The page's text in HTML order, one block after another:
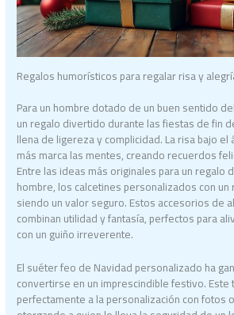
Regalos humorísticos para regalar risa y
Para un hombre dotado de un buen sentido
un regalo divertido durante las fiestas de fin
llena de ligereza y complicidad. La risa bajo
más marca las mentes, creando recuerdos
Entre las ideas más originales para un regalo
hombre, los calcetines personalizados con
siendo un valor seguro. Estos accesorios de
combinan utilidad y fantasía, perfectos para
con un guiño irreverente.
El suéter feo de Navidad personalizado ha
convertirse en un imprescindible festivo.
perfectamente a la personalización con fotos